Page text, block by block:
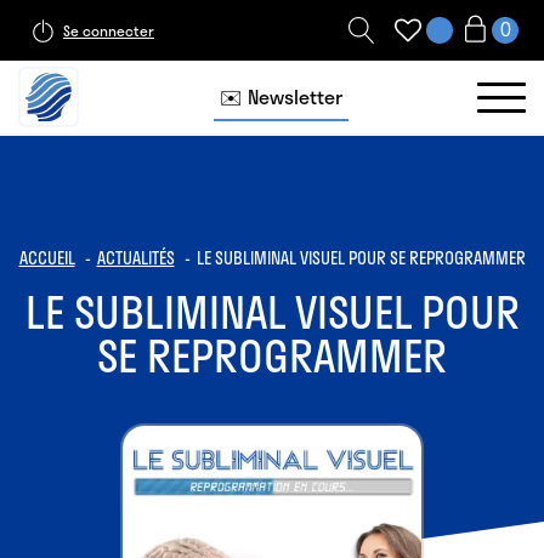
Se connecter
✉️ Newsletter
ACCUEIL ACTUALITÉS LE SUBLIMINAL VISUEL POUR SE REPROGRAMMER
LE SUBLIMINAL VISUEL POUR
SE REPROGRAMMER